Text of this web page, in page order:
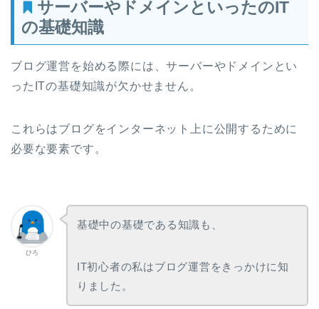
サーバーやドメインといったのIT
の基礎知識
ブログ運営を始める際には、サーバーやドメインとい
ったITの基礎知識が欠かせません。
これらはブログをインターネット上に公開するために
必要な要素です。
ひろ
基礎中の基礎である知識も、
IT初心者の私はブログ運営をきっかけに知
りました。